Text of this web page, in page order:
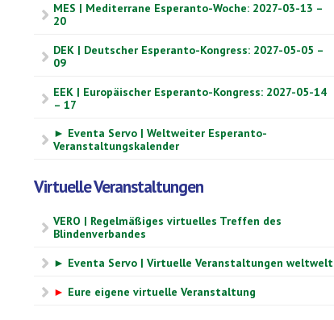
MES | Mediterrane Esperanto-Woche: 2027-03-13 –
20
DEK | Deutscher Esperanto-Kongress: 2027-05-05 –
09
EEK | Europäischer Esperanto-Kongress: 2027-05-14
– 17
► Eventa Servo | Weltweiter Esperanto-
Veranstaltungskalender
Virtuelle Veranstaltungen
VERO | Regelmäßiges virtuelles Treffen des
Blindenverbandes
► Eventa Servo | Virtuelle Veranstaltungen weltwelt
► Eure eigene virtuelle Veranstaltung